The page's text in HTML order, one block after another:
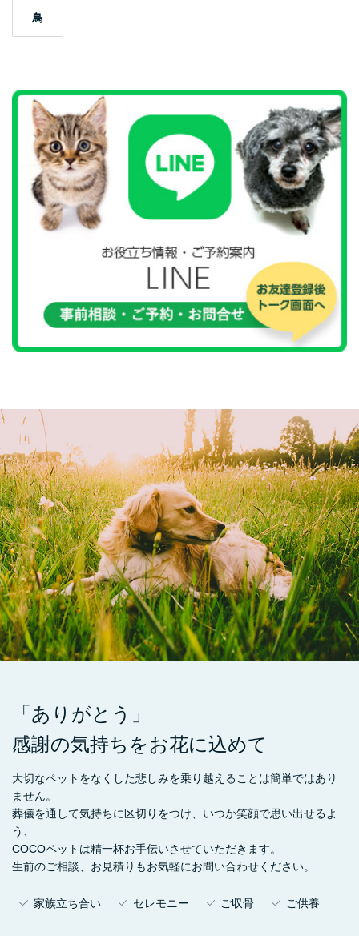
鳥
「ありがとう」
感謝の気持ちをお花に込めて
大切なペットをなくした悲しみを乗り越えることは簡単ではあり
ません。
葬儀を通して気持ちに区切りをつけ、いつか笑顔で思い出せるよ
う、
COCOペットは精一杯お手伝いさせていただきます。
生前のご相談、お見積りもお気軽にお問い合わせください。
家族立ち合い セレモニー ご収骨 ご供養